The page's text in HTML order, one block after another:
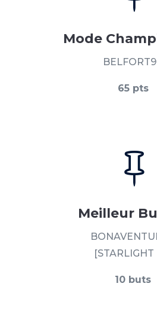
Mode
65 pts

Meilleur
[STARLIGHT
10 buts